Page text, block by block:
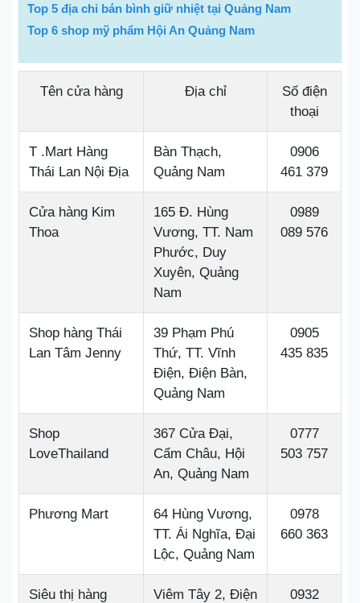
Top 5 địa chỉ bán bình giữ nhiệt tại Quảng Nam
Top 6 shop mỹ phẩm Hội An Quảng Nam
Tên cửa hàng Địa chỉ
Số điện
thoại
T .Mart Hàng
Thái Lan Nội Địa
Bàn Thạch,
Quảng Nam
0906
461 379
Cửa hàng Kim
Thoa
165 Đ. Hùng
Vương, TT. Nam
Phước, Duy
Xuyên, Quảng
Nam
0989
089 576
Shop hàng Thái
Lan Tâm Jenny
39 Phạm Phú
Thứ, TT. Vĩnh
Điện, Điện Bàn,
Quảng Nam
0905
435 835
Shop
LoveThailand
367 Cửa Đại,
Cẩm Châu, Hội
An, Quảng Nam
0777
503 757
Phương Mart
64 Hùng Vương,
TT. Ái Nghĩa, Đại
Lộc, Quảng Nam
0978
660 363
Siêu thị hàng
Viêm Tây 2, Điện
0932